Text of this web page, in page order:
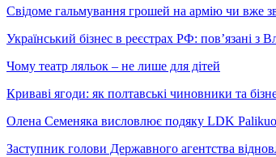
Свідоме гальмування грошей на армію чи вже
Український бізнес в реєстрах РФ: пов’язані
Чому театр ляльок – не лише для дітей
Криваві ягоди: як полтавські чиновники та
Олена Семеняка висловлює подяку LDK
Заступник голови Державного агентства